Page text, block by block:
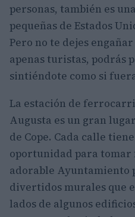
personas, también es
pequeñas de Estados
Pero no te dejes
apenas turistas, podrás
sintiéndote como si
La estación de
Augusta es un gran
de Cope. Cada calle
oportunidad para tomar
adorable Ayuntamiento
divertidos murales que
lados de algunos